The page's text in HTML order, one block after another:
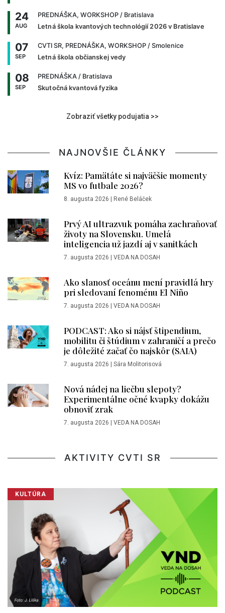
24
AUG
PREDNÁŠKA, WORKSHOP / Bratislava
Letná škola kvantových technológií 2026 v Bratislave
07
SEP
CVTI SR, PREDNÁŠKA, WORKSHOP / Smolenice
Letná škola občianskej vedy
08
SEP
PREDNÁŠKA / Bratislava
Skutočná kvantová fyzika
Zobraziť všetky podujatia >>
NAJNOVŠIE ČLÁNKY
Kvíz: Pamätáte si najväčšie momenty
MS vo futbale 2026?
8. augusta 2026 | René Beláček
Prvý AI ultrazvuk pomáha zachraňovať
životy na Slovensku. Umelá
inteligencia už jazdí aj v sanitkách
7. augusta 2026 | VEDA NA DOSAH
Ako slanosť oceánu mení pravidlá hry
pri sledovaní fenoménu El Niño
7. augusta 2026 | VEDA NA DOSAH
PODCAST: Ako si nájsť štipendium,
mobilitu či štúdium v zahraničí a prečo
je dôležité začať čo najskôr (SAIA)
7. augusta 2026 | Sára Molitorisová
Nová nádej na liečbu slepoty?
Experimentálne očné kvapky dokážu
obnoviť zrak
7. augusta 2026 | VEDA NA DOSAH
AKTIVITY CVTI SR
KULTÚRA